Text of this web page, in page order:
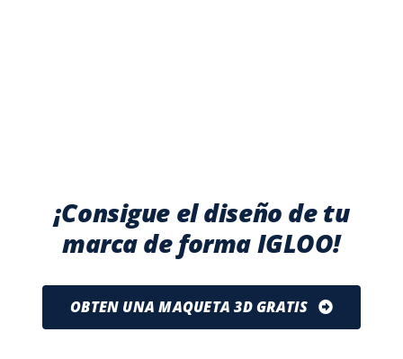
¡Consigue el diseño de tu
marca de forma IGLOO!
OBTEN UNA MAQUETA 3D GRATIS